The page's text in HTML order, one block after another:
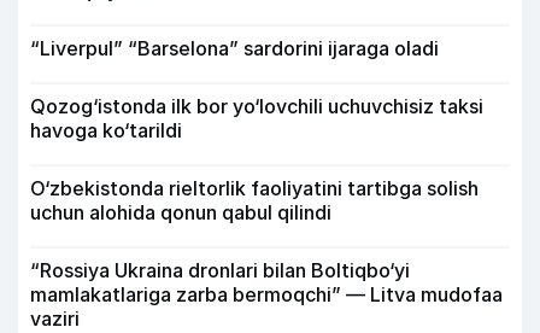
“Liverpul” “Barselona” sardorini ijaraga oladi
Qozog‘istonda ilk bor yo‘lovchili uchuvchisiz taksi
havoga ko‘tarildi
O‘zbekistonda rieltorlik faoliyatini tartibga solish
uchun alohida qonun qabul qilindi
“Rossiya Ukraina dronlari bilan Boltiqbo‘yi
mamlakatlariga zarba bermoqchi” — Litva mudofaa
vaziri